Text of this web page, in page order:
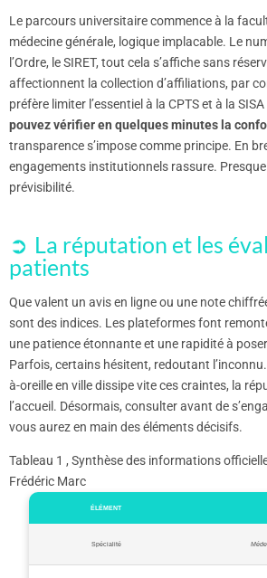
Le parcours universitaire commence à la
médecine générale, logique implacable. Le
l’Ordre, le SIRET, tout cela s’affiche sans
affectionnent la collection d’affiliations, par
préfère limiter l’essentiel à la CPTS et à la
pouvez vérifier en quelques minutes la
transparence s’impose comme principe. En
engagements institutionnels rassure.
prévisibilité.
La réputation et les
patients
Que valent un avis en ligne ou une note
sont des indices. Les plateformes font
une patience étonnante et une rapidité à
Parfois, certains hésitent, redoutant
à-oreille en ville dissipe vite ces craintes, la
l’accueil. Désormais, consulter avant de
vous aurez en main des éléments décisifs.
Tableau 1 , Synthèse des informations
Frédéric Marc
ÉLÉMENT
Spécialité